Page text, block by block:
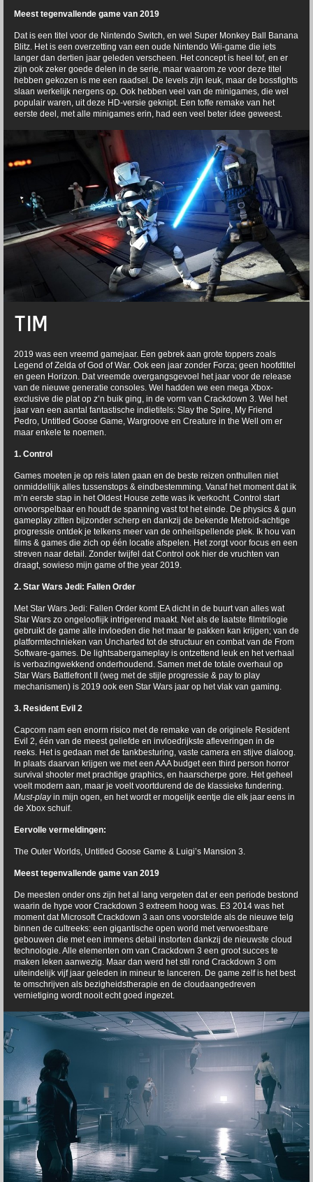
Meest tegenvallende game van 2019
Dat is een titel voor de Nintendo Switch, en wel Super Monkey Ball Banana
Blitz. Het is een overzetting van een oude Nintendo Wii-game die iets
langer dan dertien jaar geleden verscheen. Het concept is heel tof, en er
zijn ook zeker goede delen in de serie, maar waarom ze voor deze titel
hebben gekozen is me een raadsel. De levels zijn leuk, maar de bossfights
slaan werkelijk nergens op. Ook hebben veel van de minigames, die wel
populair waren, uit deze HD-versie geknipt. Een toffe remake van het
eerste deel, met alle minigames erin, had een veel beter idee geweest.
TIM
2019 was een vreemd gamejaar. Een gebrek aan grote toppers zoals
Legend of Zelda of God of War. Ook een jaar zonder Forza; geen hoofdtitel
en geen Horizon. Dat vreemde overgangsgevoel het jaar voor de release
van de nieuwe generatie consoles. Wel hadden we een mega Xbox-
exclusive die plat op z’n buik ging, in de vorm van Crackdown 3. Wel het
jaar van een aantal fantastische indietitels: Slay the Spire, My Friend
Pedro, Untitled Goose Game, Wargroove en Creature in the Well om er
maar enkele te noemen.
1. Control
Games moeten je op reis laten gaan en de beste reizen onthullen niet
onmiddellijk alles tussenstops & eindbestemming. Vanaf het moment dat ik
m’n eerste stap in het Oldest House zette was ik verkocht. Control start
onvoorspelbaar en houdt de spanning vast tot het einde. De physics & gun
gameplay zitten bijzonder scherp en dankzij de bekende Metroid-achtige
progressie ontdek je telkens meer van de onheilspellende plek. Ik hou van
films & games die zich op één locatie afspelen. Het zorgt voor focus en een
streven naar detail. Zonder twijfel dat Control ook hier de vruchten van
draagt, sowieso mijn game of the year 2019.
2. Star Wars Jedi: Fallen Order
Met Star Wars Jedi: Fallen Order komt EA dicht in de buurt van alles wat
Star Wars zo ongelooflijk intrigerend maakt. Net als de laatste filmtrilogie
gebruikt de game alle invloeden die het maar te pakken kan krijgen; van de
platformtechnieken van Uncharted tot de structuur en combat van de From
Software-games. De lightsabergameplay is ontzettend leuk en het verhaal
is verbazingwekkend onderhoudend. Samen met de totale overhaul op
Star Wars Battlefront II (weg met de stijle progressie & pay to play
mechanismen) is 2019 ook een Star Wars jaar op het vlak van gaming.
3. Resident Evil 2
Capcom nam een enorm risico met de remake van de originele Resident
Evil 2, één van de meest geliefde en invloedrijkste afleveringen in de
reeks. Het is gedaan met de tankbesturing, vaste camera en stijve dialoog.
In plaats daarvan krijgen we met een AAA budget een third person horror
survival shooter met prachtige graphics, en haarscherpe gore. Het geheel
voelt modern aan, maar je voelt voortdurend de de klassieke fundering.
Must-playin mijn ogen, en het wordt er mogelijk eentje die elk jaar eens in
de Xbox schuif.
Eervolle vermeldingen:
The Outer Worlds, Untitled Goose Game & Luigi’s Mansion 3.
Meest tegenvallende game van 2019
De meesten onder ons zijn het al lang vergeten dat er een periode bestond
waarin de hype voor Crackdown 3 extreem hoog was. E3 2014 was het
moment dat Microsoft Crackdown 3 aan ons voorstelde als de nieuwe telg
binnen de cultreeks: een gigantische open world met verwoestbare
gebouwen die met een immens detail instorten dankzij de nieuwste cloud
technologie. Alle elementen om van Crackdown 3 een groot succes te
maken leken aanwezig. Maar dan werd het stil rond Crackdown 3 om
uiteindelijk vijf jaar geleden in mineur te lanceren. De game zelf is het best
te omschrijven als bezigheidstherapie en de cloudaangedreven
vernietiging wordt nooit echt goed ingezet.